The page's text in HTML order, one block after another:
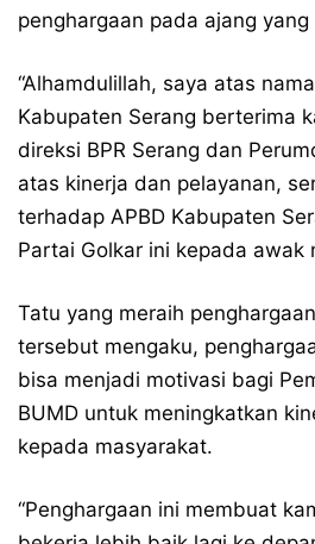
penghargaan pada ajang yang
“Alhamdulillah, saya atas
Kabupaten Serang berterima
direksi BPR Serang dan
atas kinerja dan pelayanan,
terhadap APBD Kabupaten
Partai Golkar ini kepada awak
Tatu yang meraih
tersebut mengaku,
bisa menjadi motivasi bagi
BUMD untuk meningkatkan
kepada masyarakat.
“Penghargaan ini membuat